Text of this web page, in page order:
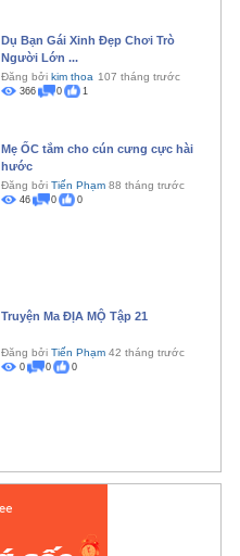
Dụ Bạn Gái Xinh Đẹp Chơi Trò
Người Lớn ...
Đăng bởi kim thoa 107 tháng trước
366 0 1
Mẹ ỐC tắm cho cún cưng cực hài
hước
Đăng bởi Tiến Phạm 88 tháng trước
46 0 0
Truyện Ma ĐỊA MỘ Tập 21
Đăng bởi Tiến Phạm 42 tháng trước
0 0 0